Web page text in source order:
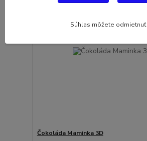
Čokoláda Maminka 3D
Súhlas môžete odmietnuť